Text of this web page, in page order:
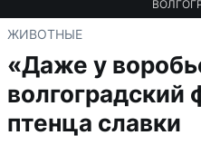
ЖИВОТНЫЕ
«Даже у
волгоградский
птенца славки